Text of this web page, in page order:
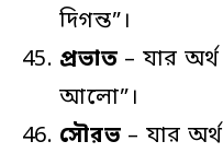
দিগন্ত”।
প্রভাত – যার
আলো”।
সৌরভ – যার